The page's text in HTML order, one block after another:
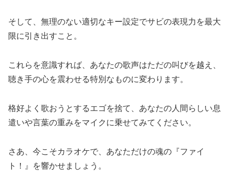
そして、無理のない適切なキー設定でサビの表現力を最大
限に引き出すこと。
これらを意識すれば、あなたの歌声はただの叫びを越え、
聴き手の心を震わせる特別なものに変わります。
格好よく歌おうとするエゴを捨て、あなたの人間らしい息
遣いや言葉の重みをマイクに乗せてみてください。
さあ、今こそカラオケで、あなただけの魂の『ファイ
ト！』を響かせましょう。